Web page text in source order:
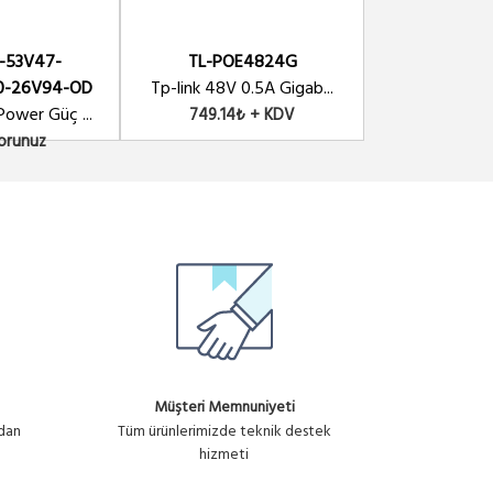
Ubiquiti POE 48V-24W Ada...
1,523.25₺ + KDV
No : U678 1,523.25₺ + KDV
26V94-OD
Güç ...
TL-POE4824G
Tp-link 48V 0.5A Gigab...
749.14₺ + KDV
Müşteri Memnuniyeti
Tüm ürünlerimizde teknik destek
hizmeti